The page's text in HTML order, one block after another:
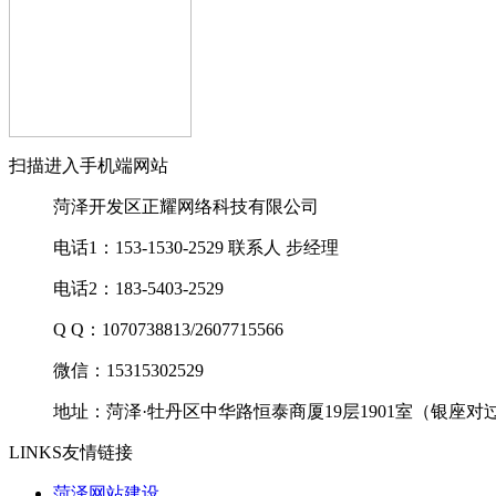
扫描进入手机端网站
菏泽开发区正耀网络科技有限公司
电话1：153-1530-2529 联系人 步经理
电话2：183-5403-2529
Q Q：1070738813/2607715566
微信：15315302529
地址：菏泽·牡丹区中华路恒泰商厦19层1901室（银座对
LINKS友情链接